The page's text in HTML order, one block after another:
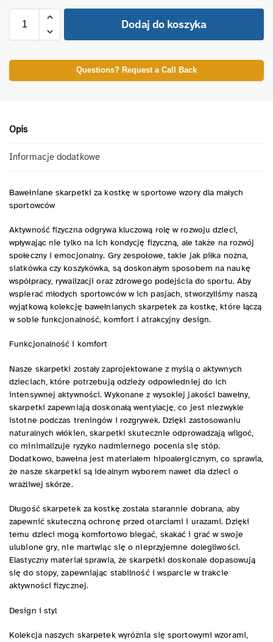
Dodaj do koszyka
Questions? Request a Call Back
Opis
Informacje dodatkowe
Bawełniane skarpetki za kostkę w sportowe wzory dla małych
sportowców
Aktywność fizyczna odgrywa kluczową rolę w rozwoju dzieci,
wpływając nie tylko na ich kondycję fizyczną, ale także na rozwój
społeczny i emocjonalny. Gry zespołowe, takie jak piłka nożna,
siatkówka czy koszykówka, są doskonałym sposobem na naukę
współpracy, rywalizacji oraz zdrowego podejścia do sportu. Aby
wspierać młodych sportowców w ich pasjach, stworzyliśmy naszą
wyjątkową kolekcję bawełnianych skarpetek za kostkę, które łączą
w sobie funkcjonalność, komfort i atrakcyjny design.
Funkcjonalność i komfort
Nasze skarpetki zostały zaprojektowane z myślą o aktywnych
dzieciach, które potrzebują odzieży odpowiedniej do ich
intensywnej aktywności. Wykonane z wysokiej jakości bawełny,
skarpetki zapewniają doskonałą wentylację, co jest niezwykle
istotne podczas treningów i rozgrywek. Dzięki zastosowaniu
naturalnych włókien, skarpetki skutecznie odprowadzają wilgoć,
co minimalizuje ryzyko nadmiernego pocenia się stóp.
Dodatkowo, bawełna jest materiałem hipoalergicznym, co sprawia,
że nasze skarpetki są idealnym wyborem nawet dla dzieci o
wrażliwej skórze.
Długość skarpetek za kostkę została starannie dobrana, aby
zapewnić skuteczną ochronę przed otarciami i urazami. Dzięki
temu dzieci mogą komfortowo biegać, skakać i grać w swoje
ulubione gry, nie martwiąc się o nieprzyjemne dolegliwości.
Elastyczny materiał sprawia, że skarpetki doskonale dopasowują
się do stopy, zapewniając stabilność i wsparcie w trakcie
aktywności fizycznej.
Design i styl
Kolekcja naszych skarpetek wyróżnia się sportowymi wzorami,